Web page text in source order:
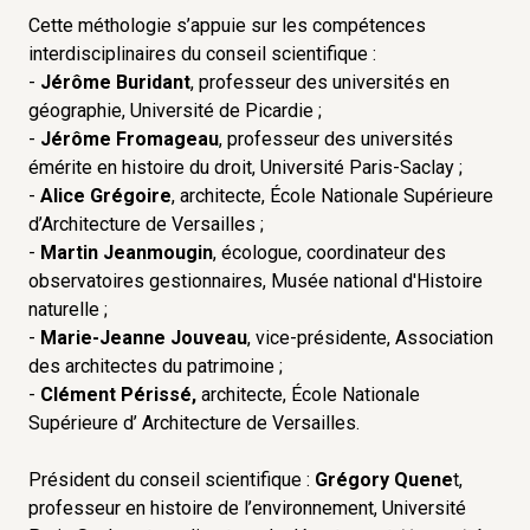
Une méthodologie scientifique au service du
développement durable
L’ambition de l’ "Observatoire monuments
historiques et développement durable" est de
bâtir une méthodologie rigoureuse et scientifique
capable de se décliner en indicateurs qui
mesurent cet apport à la préservation du vivant
afin de le renforcer et de fixer des objectifs aux
propriétaires-gestionnaires.
Originalité de l’approche
Une telle approche n’existe pas encore car
séparés par le grand partage entre nature et
culture. Or, avant la déconnexion permise par les
Cette méthologie s’appuie sur les compétences
interdisciplinaires du conseil scientifique :
- Jérôme Buridant, professeur des universités en
géographie, Université de Picardie ;
- Jérôme Fromageau, professeur des universités
émérite en histoire du droit, Université Paris-Saclay ;
- Alice Grégoire, architecte, École Nationale Supérieure
d’Architecture de Versailles ;
- Martin Jeanmougin, écologue, coordinateur des
observatoires gestionnaires, Musée national d'Histoire
naturelle ;
- Marie-Jeanne Jouveau, vice-présidente, Association
des architectes du patrimoine ;
- Clément Périssé, architecte, École Nationale
Supérieure d’ Architecture de Versailles.
Président du conseil scientifique : Grégory Quenet,
professeur en histoire de l’environnement, Université